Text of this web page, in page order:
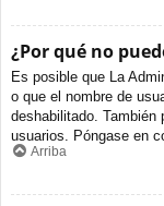
¿Por qué no
Es posible que La
o que el nombre de
deshabilitado. También
usuarios. Póngase en
Arriba